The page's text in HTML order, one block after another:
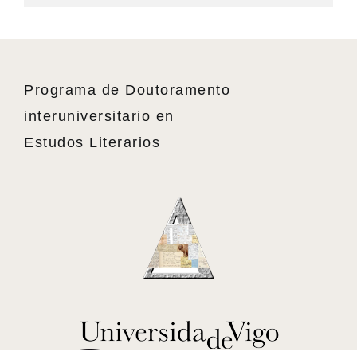
Programa de Doutoramento
interuniversitario en
Estudos Literarios